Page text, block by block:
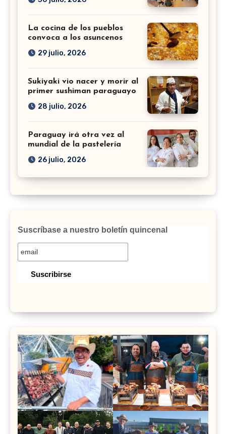
La cocina de los pueblos
convoca a los asuncenos
29 julio, 2026
Sukiyaki vio nacer y morir al
primer sushiman paraguayo
28 julio, 2026
Paraguay irá otra vez al
mundial de la pastelería
26 julio, 2026
Suscríbase a nuestro boletín quincenal